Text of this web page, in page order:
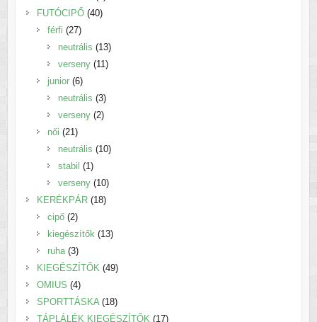
termék
FUTÓCIPŐ 4040
férfi 2727
termék
neutrális 1313
termék
verseny 11 11
junior 66
termék
neutrális 33
termék
verseny 22
női 21 21
termék
neutrális 1010
stabil 1 1
termék
verseny 1010
termék
KERÉKPÁR 1818
cipő 22
termék
kiegészítők 1313
ruha 33
termék
KIEGÉSZÍTŐK 4949
OMIUS 44
termék
SPORTTÁSKA 1818
termék
TÁPLÁLÉK KIEGÉSZÍTŐK 1717